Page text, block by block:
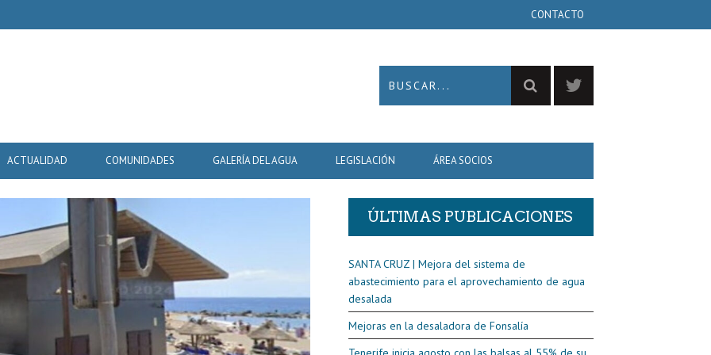
CONTACTO
ACTUALIDAD COMUNIDADES GALERÍA DEL AGUA LEGISLACIÓN ÁREA SOCIOS
ÚLTIMAS PUBLICACIONES
SANTA CRUZ | Mejora del sistema de
abastecimiento para el aprovechamiento de agua
desalada
Mejoras en la desaladora de Fonsalía